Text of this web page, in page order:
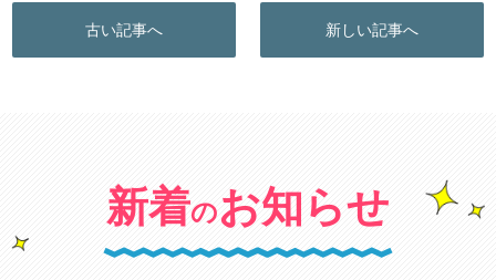
古い記事へ 新しい記事へ
新着のお知らせ